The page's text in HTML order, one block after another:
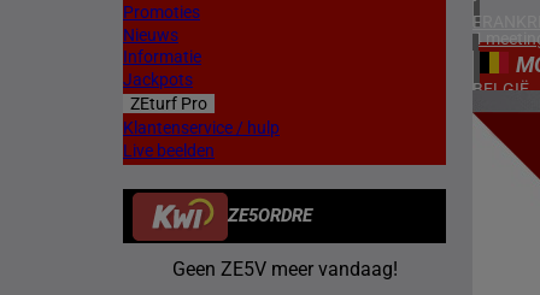
Promoties
Nieuws
Informatie
Jackpots
ZEturf Pro
Klantenservice / hulp
Live beelden
ZE5ORDRE
Geen ZE5V meer vandaag!
4
BELGIË
ZWEDEN
2
4
14/04/